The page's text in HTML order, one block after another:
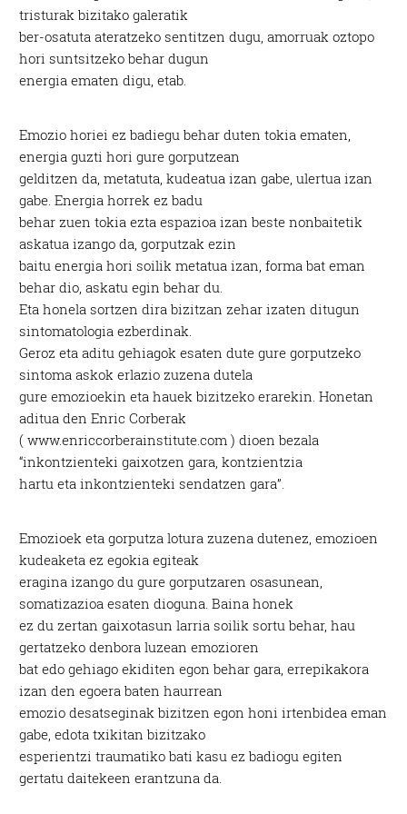
tristurak bizitako galeratik
ber-osatuta ateratzeko sentitzen dugu, amorruak oztopo
hori suntsitzeko behar dugun
energia ematen digu, etab.
Emozio horiei ez badiegu behar duten tokia ematen,
energia guzti hori gure gorputzean
gelditzen da, metatuta, kudeatua izan gabe, ulertua izan
gabe. Energia horrek ez badu
behar zuen tokia ezta espazioa izan beste nonbaitetik
askatua izango da, gorputzak ezin
baitu energia hori soilik metatua izan, forma bat eman
behar dio, askatu egin behar du.
Eta honela sortzen dira bizitzan zehar izaten ditugun
sintomatologia ezberdinak.
Geroz eta aditu gehiagok esaten dute gure gorputzeko
sintoma askok erlazio zuzena dutela
gure emozioekin eta hauek bizitzeko erarekin. Honetan
aditua den Enric Corberak
( www.enriccorberainstitute.com ) dioen bezala
“inkontzienteki gaixotzen gara, kontzientzia
hartu eta inkontzienteki sendatzen gara”.
Emozioek eta gorputza lotura zuzena dutenez, emozioen
kudeaketa ez egokia egiteak
eragina izango du gure gorputzaren osasunean,
somatizazioa esaten dioguna. Baina honek
ez du zertan gaixotasun larria soilik sortu behar, hau
gertatzeko denbora luzean emozioren
bat edo gehiago ekiditen egon behar gara, errepikakora
izan den egoera baten haurrean
emozio desatseginak bizitzen egon honi irtenbidea eman
gabe, edota txikitan bizitzako
esperientzi traumatiko bati kasu ez badiogu egiten
gertatu daitekeen erantzuna da.